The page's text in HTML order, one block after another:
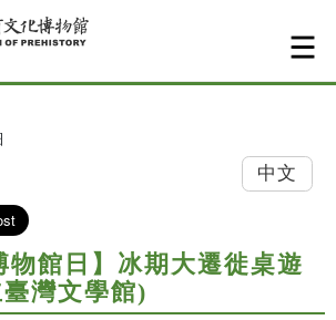
中文
物館日】冰期大遷徙桌遊
灣文學館)